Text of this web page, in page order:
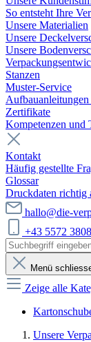
So entsteht Ihre
Unsere Materialien
Unsere
Unsere
Stanzen
Muster-Service
Zertifikate
Kompetenzen und
Kontakt
Häufig gestellte
Glossar
Druckdaten richtig
hallo@die-
+43 5572
Menü
Zeige alle
Unsere